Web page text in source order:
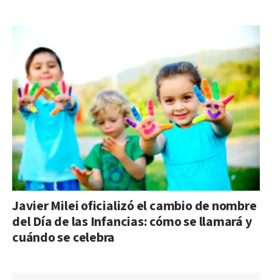
Javier Milei oficializó el cambio de nombre
del Día de las Infancias: cómo se llamará y
cuándo se celebra